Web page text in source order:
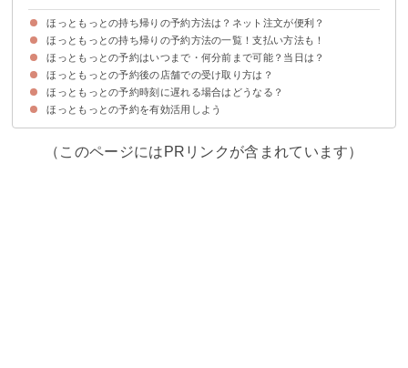
ほっともっとの持ち帰りの予約方法は？ネット注文が便利？
ほっともっとの持ち帰りの予約方法の一覧！支払い方法も！
①ネット注文（公式サイト）
②公式アプリ
③電話注文
ほっともっとの予約はいつまで・何分前まで可能？当日は？
ほっともっとの予約後の店舗での受け取り方は？
ほっともっとの予約時刻に遅れる場合はどうなる？
ほっともっとの予約を有効活用しよう
（このページにはPRリンクが含まれています）